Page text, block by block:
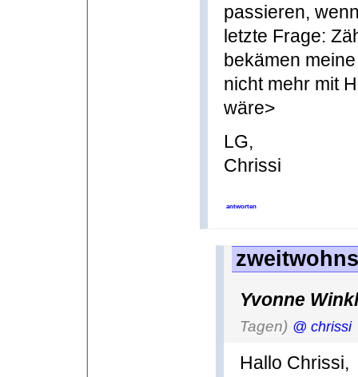
passieren,
letzte Frage:
bekämen
nicht mehr mit
wäre>
LG,
Chrissi
antworten
Yvonne
Tagen) @ chrissi
Hallo Chrissi,